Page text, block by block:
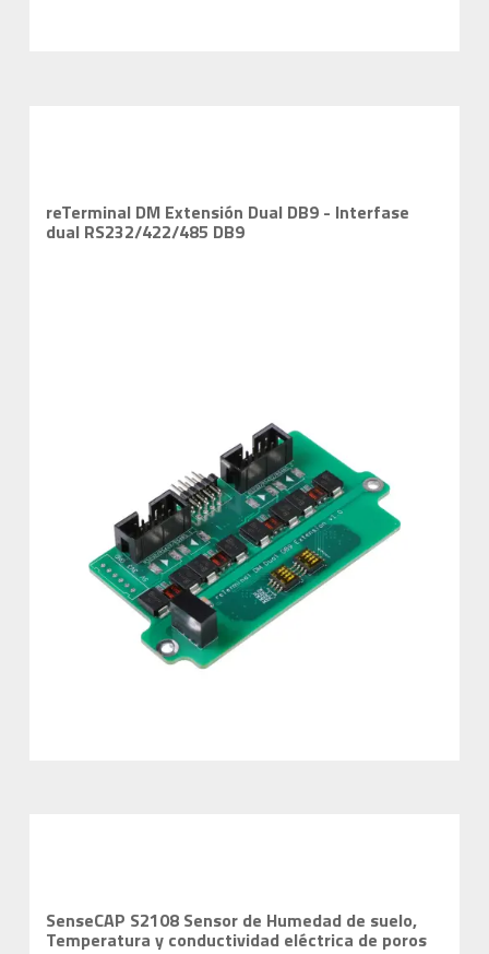
reTerminal DM Extensión Dual DB9 - Interfase
dual RS232/422/485 DB9
SenseCAP S2108 Sensor de Humedad de suelo,
Temperatura y conductividad eléctrica de poros